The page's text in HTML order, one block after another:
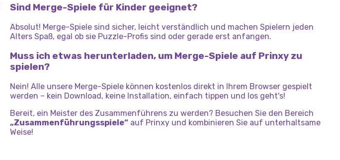
Sind Merge-Spiele für Kinder geeignet?
Absolut! Merge-Spiele sind sicher, leicht verständlich und machen Spielern jeden
Alters Spaß, egal ob sie Puzzle-Profis sind oder gerade erst anfangen.
Muss ich etwas herunterladen, um Merge-Spiele auf Prinxy zu
spielen?
Nein! Alle unsere Merge-Spiele können kostenlos direkt in Ihrem Browser gespielt
werden – kein Download, keine Installation, einfach tippen und los geht's!
Bereit, ein Meister des Zusammenführens zu werden? Besuchen Sie den Bereich
„Zusammenführungsspiele“ auf Prinxy und kombinieren Sie auf unterhaltsame
Weise!